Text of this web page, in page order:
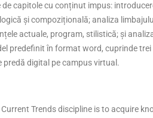
capitole cu conținut impus:
și compozițională; analiza
actuale, program, stilistică; și
predefinit în format word, cuprinde
digital pe campus virtual.
Trends discipline is to acquire